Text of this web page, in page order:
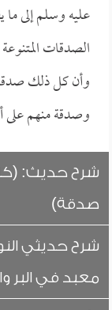
عليه وسلم إلى ما
الصدقات
وأن كل ذلك صدقة
وصدقة منهم على
شرح حديث:
صدقة)
شرح حديثي
معبد في البر